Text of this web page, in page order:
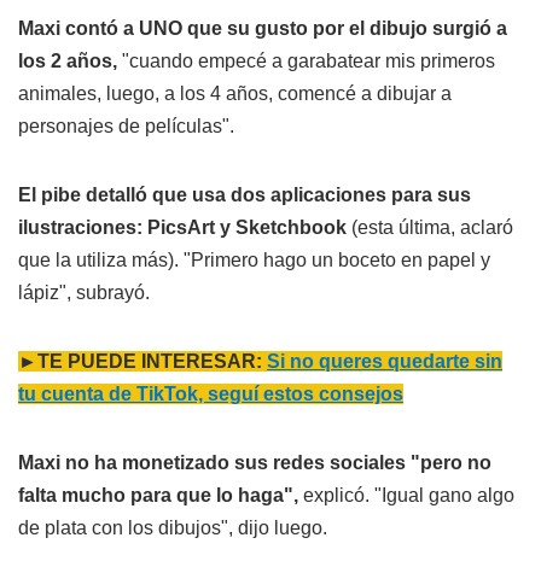
Maxi contó a UNO que su gusto por el dibujo surgió a
los 2 años, "cuando empecé a garabatear mis primeros
animales, luego, a los 4 años, comencé a dibujar a
personajes de películas".
El pibe detalló que usa dos aplicaciones para sus
ilustraciones: PicsArt y Sketchbook (esta última, aclaró
que la utiliza más). "Primero hago un boceto en papel y
lápiz", subrayó.
►TE PUEDE INTERESAR: Si no queres quedarte sin
tu cuenta de TikTok, seguí estos consejos
Maxi no ha monetizado sus redes sociales "pero no
falta mucho para que lo haga", explicó. "Igual gano algo
de plata con los dibujos", dijo luego.